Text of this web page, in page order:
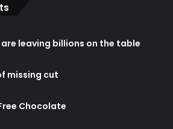
leaving billions on the table
missing cut
Chocolate